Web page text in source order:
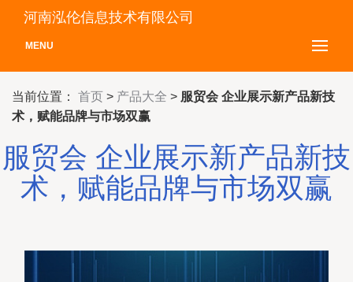
河南泓伦信息技术有限公司
MENU
当前位置： 首页 > 产品大全 > 服贸会 企业展示新产品新技
术，赋能品牌与市场双赢
服贸会 企业展示新产品新技
术，赋能品牌与市场双赢